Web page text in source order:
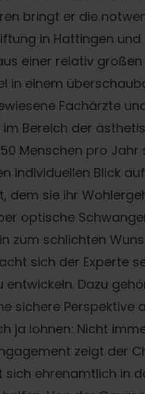
bringt er die
in Hattingen
einer relativ
in einem
Fachärzte
im Bereich der
Menschen pro
individuellen Blick
dem sie ihr
optische
zum schlichten
sich der Experte
entwickeln. Dazu
sichere
ja lohnen: Nicht
zeigt der
sich ehrenamtlich in